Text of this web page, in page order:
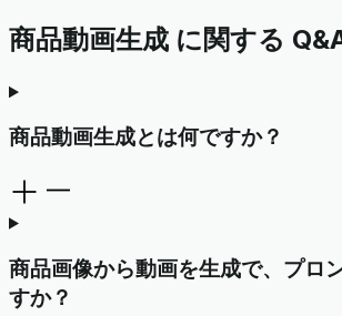
商品動画生成 に関する
商品動画生成とは何ですか？
商品画像から動画を生成で、プロ
すか？